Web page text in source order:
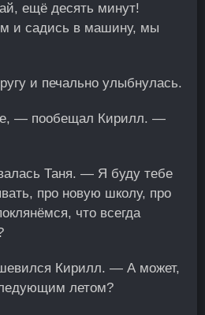
ещё десять минут!
и садись в машину, мы
и печально улыбнулась.
— пообещал Кирилл. —
Таня. — Я буду тебе
про новую школу, про
что всегда
Кирилл. — А может,
летом?